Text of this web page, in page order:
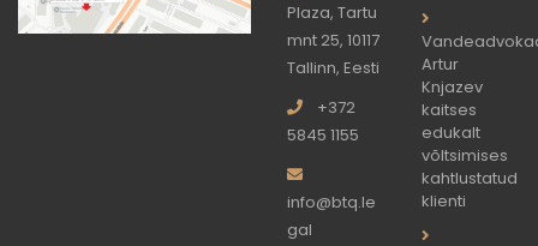
Plaza, Tartu
mnt 25, 10117
Tallinn, Eesti
+372
5845 1155
info@btq.le
gal
Artur
Knjazev
kaitses
edukalt
võltsimises
kahtlustatud
klienti